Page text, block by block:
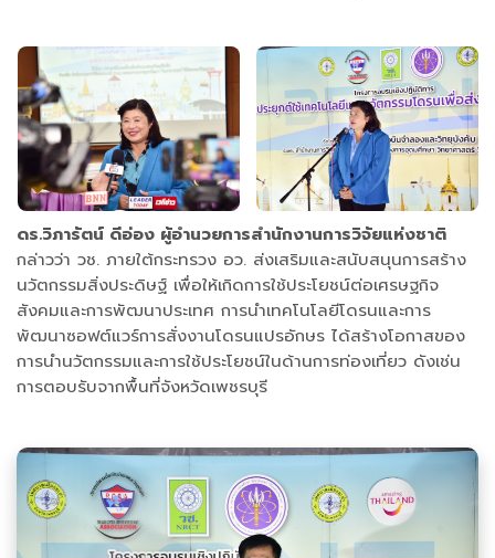
ดร.วิภารัตน์ ดีอ่อง ผู้อำนวยการสำนักงานการวิจัยแห่งชาติ
กล่าวว่า วช. ภายใต้กระทรวง อว. ส่งเสริมและสนับสนุนการสร้าง
นวัตกรรมสิ่งประดิษฐ์ เพื่อให้เกิดการใช้ประโยชน์ต่อเศรษฐกิจ
สังคมและการพัฒนาประเทศ การนำเทคโนโลยีโดรนและการ
พัฒนาซอฟต์แวร์การสั่งงานโดรนแปรอักษร ได้สร้างโอกาสของ
การนำนวัตกรรมและการใช้ประโยชน์ในด้านการท่องเที่ยว ดังเช่น
การตอบรับจากพื้นที่จังหวัดเพชรบุรี